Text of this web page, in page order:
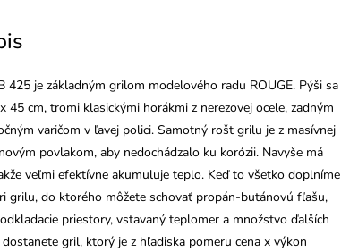
425 je základným grilom modelového radu ROUGE. Pýši sa
45 cm, tromi klasickými horákmi z nerezovej ocele, zadným
varičom v ľavej polici. Samotný rošt grilu je z masívnej
povlakom, aby nedochádzalo ku korózii. Navyše má
veľmi efektívne akumuluje teplo. Keď to všetko doplníme
grilu, do ktorého môžete schovať propán-butánovú fľašu,
priestory, vstavaný teplomer a množstvo ďalších
gril, ktorý je z hľadiska pomeru cena x výkon